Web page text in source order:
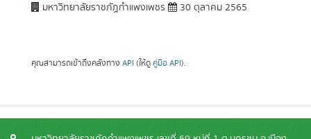
มหาวิทยาลัยราชภัฏกำแพงเพชร 30 ตุลาคม 2565
คุณสามารถเข้าถึงคลังทาง API (ให้ดู คู่มือ API).